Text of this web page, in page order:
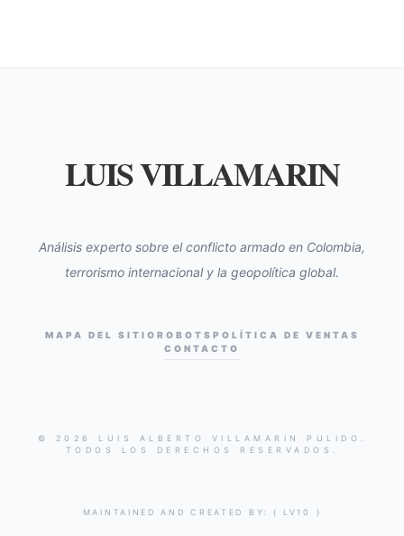
LUIS VILLAMARIN
Análisis experto sobre el conflicto armado en Colombia,
terrorismo internacional y la geopolítica global.
MAPA DEL SITIO ROBOTS POLÍTICA DE VENTAS
CONTACTO
© 2026 LUIS ALBERTO VILLAMARIN PULIDO.
TODOS LOS DERECHOS RESERVADOS.
MAINTAINED AND CREATED BY: { LV10 }